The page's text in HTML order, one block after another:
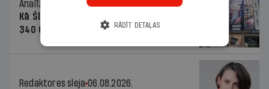
Analīze
06.08.2026.
Kā Šlesera partija palika nesodīta par
340 000 vērtu reklāmas kampaņu
Redaktores sleja 06.08.2026.
RĀDĪT DETAĻAS